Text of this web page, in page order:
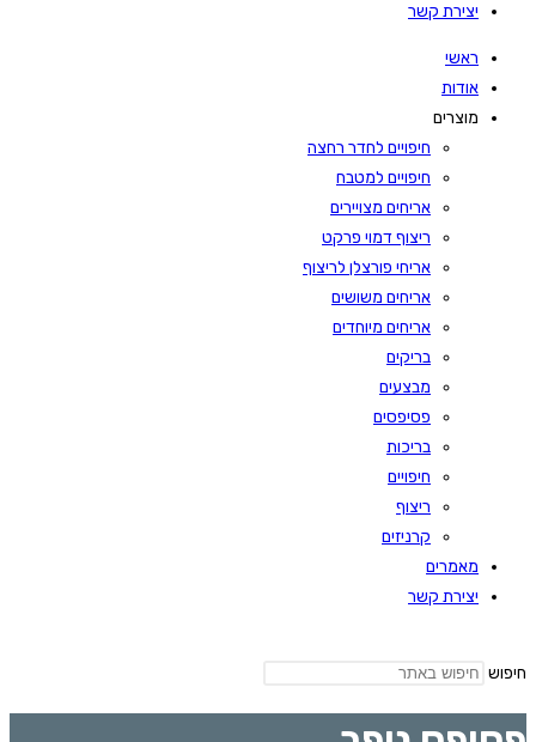
יצירת קשר
ראשי
אודות
מוצרים
חיפויים לחדר רחצה
חיפויים למטבח
אריחים מצויירים
ריצוף דמוי פרקט
אריחי פורצלן לריצוף
אריחים משושים
אריחים מיוחדים
בריקים
מבצעים
פסיפסים
בריכות
חיפויים
ריצוף
קרניזים
מאמרים
יצירת קשר
חיפוש